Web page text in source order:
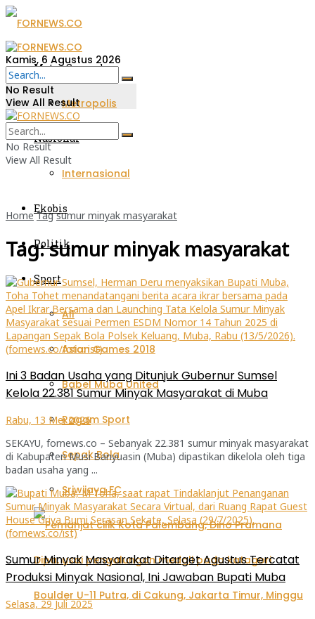
Metro Sumsel
Metropolis
Nasional
Internasional
Ekobis
Politik
Sport
All
Asian Games 2018
Babel Muba United
Ragam Sport
Sepak Bola
Sriwijaya FC
Kamis, 6 Agustus 2026
No Result
View All Result
No Result
View All Result
Home Tag sumur minyak masyarakat
Tag:sumur minyak masyarakat
Ini 3 Badan Usaha yang Ditunjuk Gubernur Sumsel
Kelola 22.381 Sumur Minyak Masyarakat di Muba
Rabu, 13 Mei 2026
SEKAYU, fornews.co – Sebanyak 22.381 sumur minyak masyarakat
di Kabupaten Musi Banyuasin (Muba) dipastikan dikelola oleh tiga
badan usaha yang ...
Sumur Minyak Masyarakat Ditarget Agustus Tercatat
Produksi Minyak Nasional, Ini Jawaban Bupati Muba
Selasa, 29 Juli 2025